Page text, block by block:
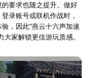
要求也随之提升。做好
录账号或联机作战时，
，因此“燕云十六声加速
家解锁更佳游玩质感。